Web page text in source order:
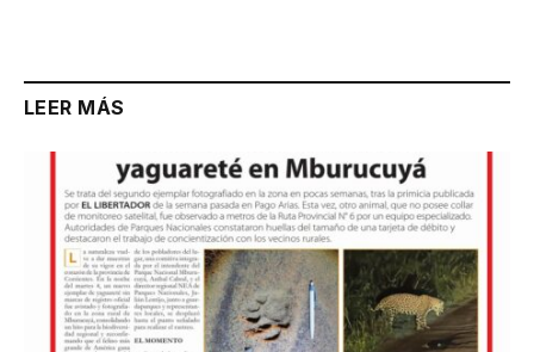
LEER MÁS